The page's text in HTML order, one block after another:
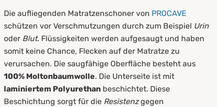
Die aufliegenden Matratzenschoner von PROCAVE
schützen vor Verschmutzungen durch zum Beispiel Urin
oder Blut. Flüssigkeiten werden aufgesaugt und haben
somit keine Chance, Flecken auf der Matratze zu
verursachen. Die saugfähige Oberfläche besteht aus
100% Moltonbaumwolle. Die Unterseite ist mit
laminiertem Polyurethan beschichtet. Diese
Beschichtung sorgt für die Resistenzgegen